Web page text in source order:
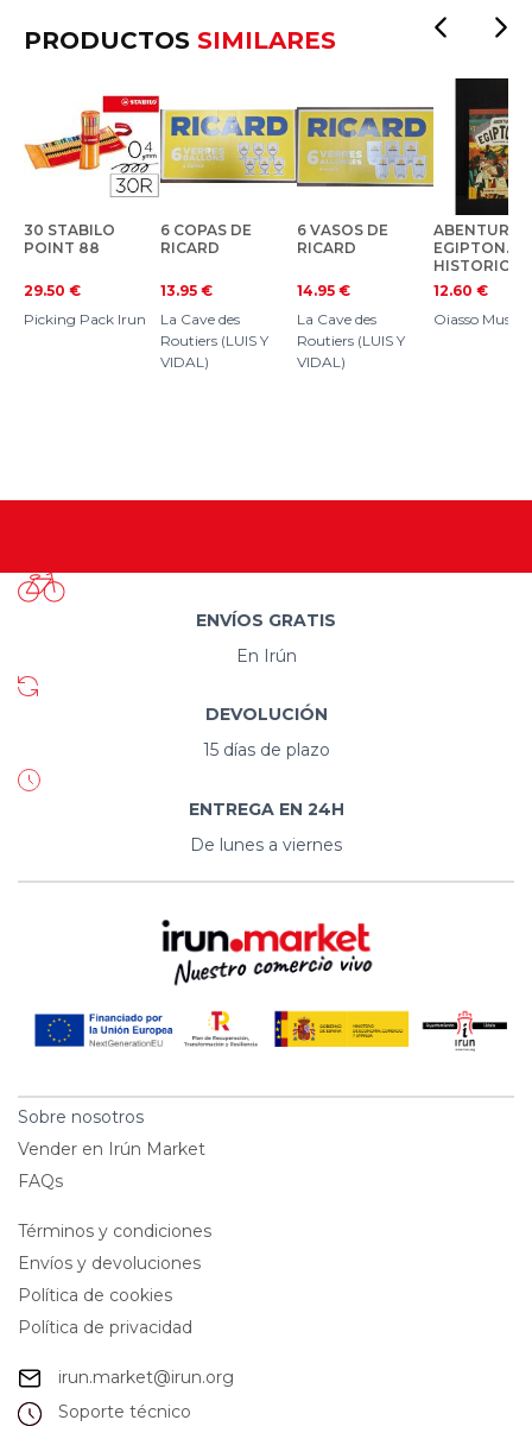
PRODUCTOS SIMILARES
30 STABILO
POINT 88
29.50 €
Picking Pack Irun
6 COPAS DE
RICARD
13.95 €
La Cave des
Routiers (LUIS Y
VIDAL)
6 VASOS DE
RICARD
14.95 €
La Cave des
Routiers (LUIS Y
VIDAL)
ABENTURA
EGIPTON.
TAK
12.60 €
Oiasso
ENVÍOS GRATIS
En Irún
DEVOLUCIÓN
15 días de plazo
ENTREGA EN 24H
De lunes a viernes
Sobre nosotros
Vender en Irún Market
FAQs
Términos y condiciones
Envíos y devoluciones
Política de cookies
Política de privacidad
irun.market@irun.org
Soporte técnico